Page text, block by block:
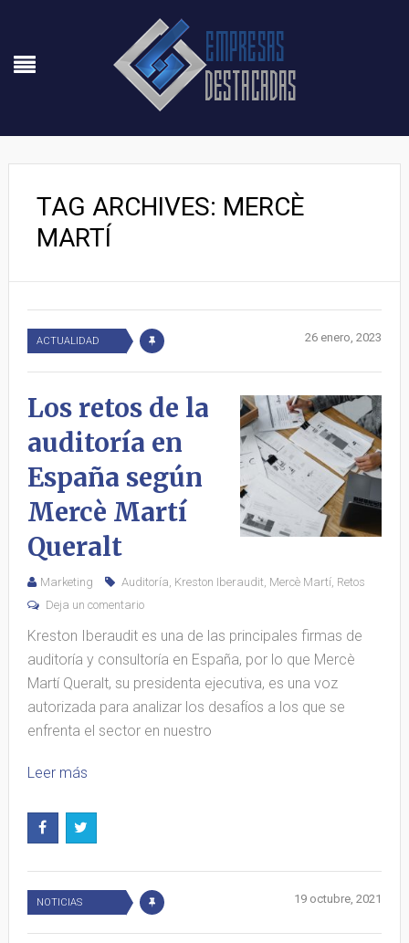
TAG ARCHIVES: MERCÈ
MARTÍ
ACTUALIDAD 26 enero, 2023
Los retos de la
auditoría en
España según
Mercè Martí
Queralt
Marketing Auditoría, Kreston Iberaudit, Mercè Martí, Retos
Deja un comentario
Kreston Iberaudit es una de las principales firmas de
auditoría y consultoría en España, por lo que Mercè
Martí Queralt, su presidenta ejecutiva, es una voz
autorizada para analizar los desafíos a los que se
enfrenta el sector en nuestro
Leer más
NOTICIAS 19 octubre, 2021